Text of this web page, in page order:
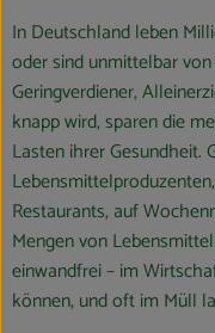
In Deutschland leben
oder sind unmittelbar
Geringverdiener,
knapp wird, sparen die
Lasten ihrer Gesundheit.
Restaurants, auf
Mengen von
einwandfrei – im
können, und oft im Müll